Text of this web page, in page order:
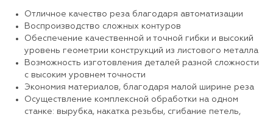
Отличное качество реза благодаря автоматизации
Воспроизводство сложных контуров
Обеспечение качественной и точной гибки и высокий
уровень геометрии конструкций из листового металла
Возможность изготовления деталей разной сложности
с высоким уровнем точности
Экономия материалов, благодаря малой ширине реза
Осуществление комплексной обработки на одном
станке: вырубка, накатка резьбы, сгибание петель,